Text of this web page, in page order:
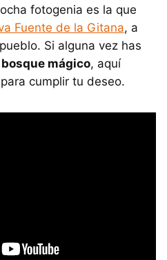
fotogenia es la que
Fuente de la Gitana, a
Si alguna vez has
mágico, aquí
cumplir tu deseo.